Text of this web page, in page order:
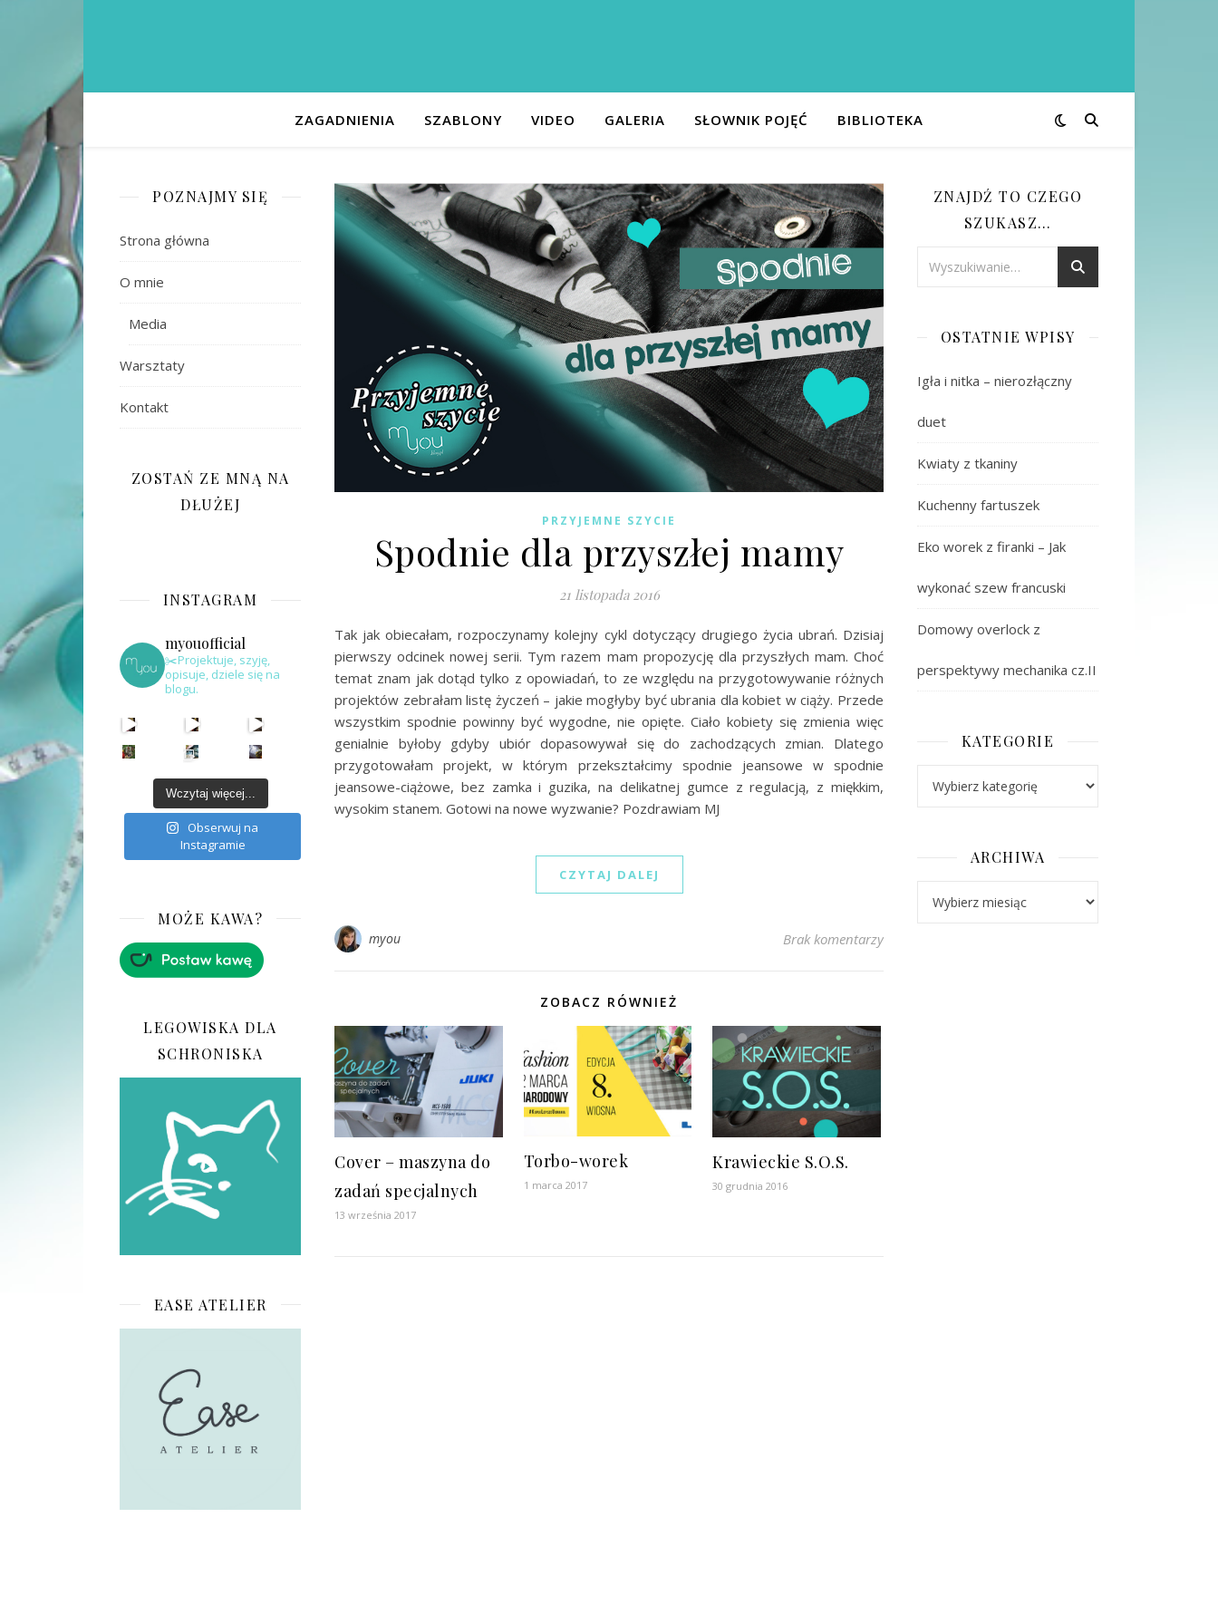
ZAGADNIENIA SZABLONY VIDEO GALERIA SŁOWNIK POJĘĆ BIBLIOTEKA
POZNAJMY SIĘ
Strona główna
O mnie
Media
Warsztaty
Kontakt
ZOSTAŃ ZE MNĄ NA
DŁUŻEJ
INSTAGRAM
myouofficial
✂️Projektuje, szyję,
opisuje, dziele się na
blogu.
Wczytaj więcej...
Obserwuj na
Instagramie
MOŻE KAWA?
LEGOWISKA DLA
SCHRONISKA
EASE ATELIER
PRZYJEMNE SZYCIE
Spodnie dla przyszłej mamy
21 listopada 2016
Tak jak obiecałam, rozpoczynamy kolejny cykl dotyczący drugiego życia ubrań. Dzisiaj
pierwszy odcinek nowej serii. Tym razem mam propozycję dla przyszłych mam. Choć
temat znam jak dotąd tylko z opowiadań, to ze względu na przygotowywanie różnych
projektów zebrałam listę życzeń – jakie mogłyby być ubrania dla kobiet w ciąży. Przede
wszystkim spodnie powinny być wygodne, nie opięte. Ciało kobiety się zmienia więc
genialnie byłoby gdyby ubiór dopasowywał się do zachodzących zmian. Dlatego
przygotowałam projekt, w którym przekształcimy spodnie jeansowe w spodnie
jeansowe-ciążowe, bez zamka i guzika, na delikatnej gumce z regulacją, z miękkim,
wysokim stanem. Gotowi na nowe wyzwanie? Pozdrawiam MJ
CZYTAJ DALEJ
myou Brak komentarzy
ZOBACZ RÓWNIEŻ
Cover – maszyna do
zadań specjalnych
13 września 2017
Torbo-worek
1 marca 2017
Krawieckie S.O.S.
30 grudnia 2016
ZNAJDŹ TO CZEGO
SZUKASZ…
OSTATNIE WPISY
Igła i nitka – nierozłączny
duet
Kwiaty z tkaniny
Kuchenny fartuszek
Eko worek z firanki – Jak
wykonać szew francuski
Domowy overlock z
perspektywy mechanika cz.II
KATEGORIE
ARCHIWA